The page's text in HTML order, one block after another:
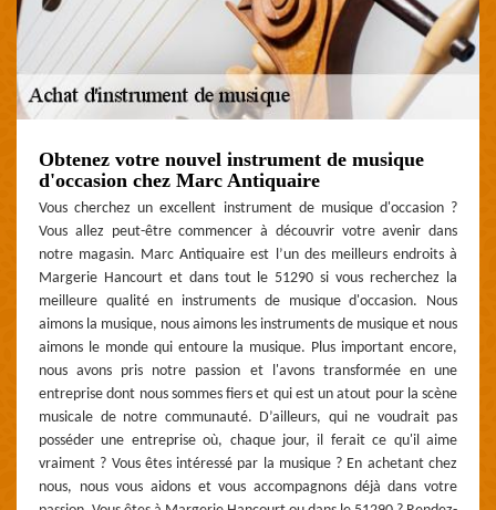
Obtenez votre nouvel instrument de musique
d'occasion chez Marc Antiquaire
Vous cherchez un excellent instrument de musique d'occasion ?
Vous allez peut-être commencer à découvrir votre avenir dans
notre magasin. Marc Antiquaire est l’un des meilleurs endroits à
Margerie Hancourt et dans tout le 51290 si vous recherchez la
meilleure qualité en instruments de musique d'occasion. Nous
aimons la musique, nous aimons les instruments de musique et nous
aimons le monde qui entoure la musique. Plus important encore,
nous avons pris notre passion et l'avons transformée en une
entreprise dont nous sommes fiers et qui est un atout pour la scène
musicale de notre communauté. D’ailleurs, qui ne voudrait pas
posséder une entreprise où, chaque jour, il ferait ce qu'il aime
vraiment ? Vous êtes intéressé par la musique ? En achetant chez
nous, nous vous aidons et vous accompagnons déjà dans votre